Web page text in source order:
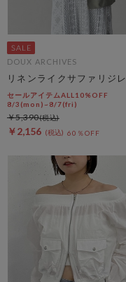
DOUX ARCHIVES
リネンライクサファリジレ
セールアイテムALL10%OFF
8/3(mon)~8/7(fri)
￥2,156 60％OFF
￥5,390